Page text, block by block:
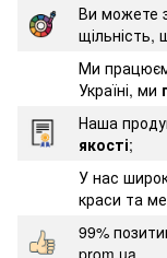
Ви можете
щільність,
Ми
Україні, ми
Наша
якості;
У нас
краси та
99%
prom.ua